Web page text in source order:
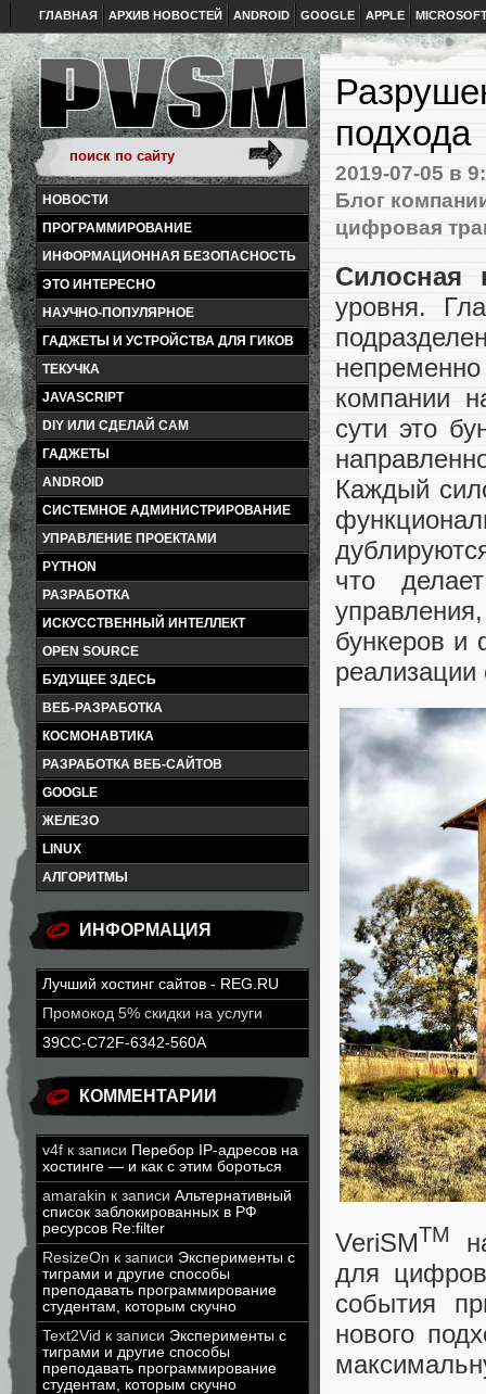
ГЛАВНАЯ АРХИВ НОВОСТЕЙ ANDROID GOOGLE APPLE
НОВОСТИ
ПРОГРАММИРОВАНИЕ
ИНФОРМАЦИОННАЯ БЕЗОПАСНОСТЬ
ЭТО ИНТЕРЕСНО
НАУЧНО-ПОПУЛЯРНОЕ
ГАДЖЕТЫ И УСТРОЙСТВА ДЛЯ ГИКОВ
ТЕКУЧКА
JAVASCRIPT
DIY ИЛИ СДЕЛАЙ САМ
ГАДЖЕТЫ
ANDROID
СИСТЕМНОЕ АДМИНИСТРИРОВАНИЕ
УПРАВЛЕНИЕ ПРОЕКТАМИ
PYTHON
РАЗРАБОТКА
ИСКУССТВЕННЫЙ ИНТЕЛЛЕКТ
OPEN SOURCE
БУДУЩЕЕ ЗДЕСЬ
ВЕБ-РАЗРАБОТКА
КОСМОНАВТИКА
РАЗРАБОТКА ВЕБ-САЙТОВ
GOOGLE
ЖЕЛЕЗО
LINUX
АЛГОРИТМЫ
ИНФОРМАЦИЯ
Лучший хостинг сайтов - REG.RU
Промокод 5% скидки на услуги
39CC-C72F-6342-560A
КОММЕНТАРИИ
v4f к записи Перебор IP-адресов на
хостинге — и как с этим бороться
amarakin к записи Альтернативный
список заблокированных в РФ
ресурсов Re:filter
ResizeOn к записи Эксперименты с
тиграми и другие способы
преподавать программирование
студентам, которым скучно
Text2Vid к записи Эксперименты с
тиграми и другие способы
преподавать программирование
студентам, которым скучно
подхода
2019-07-05 в
Блог
цифровая
Силосная
уровня.
компании
сути это
Каждый
что
бункеров и
VeriSMTM
для
события
нового